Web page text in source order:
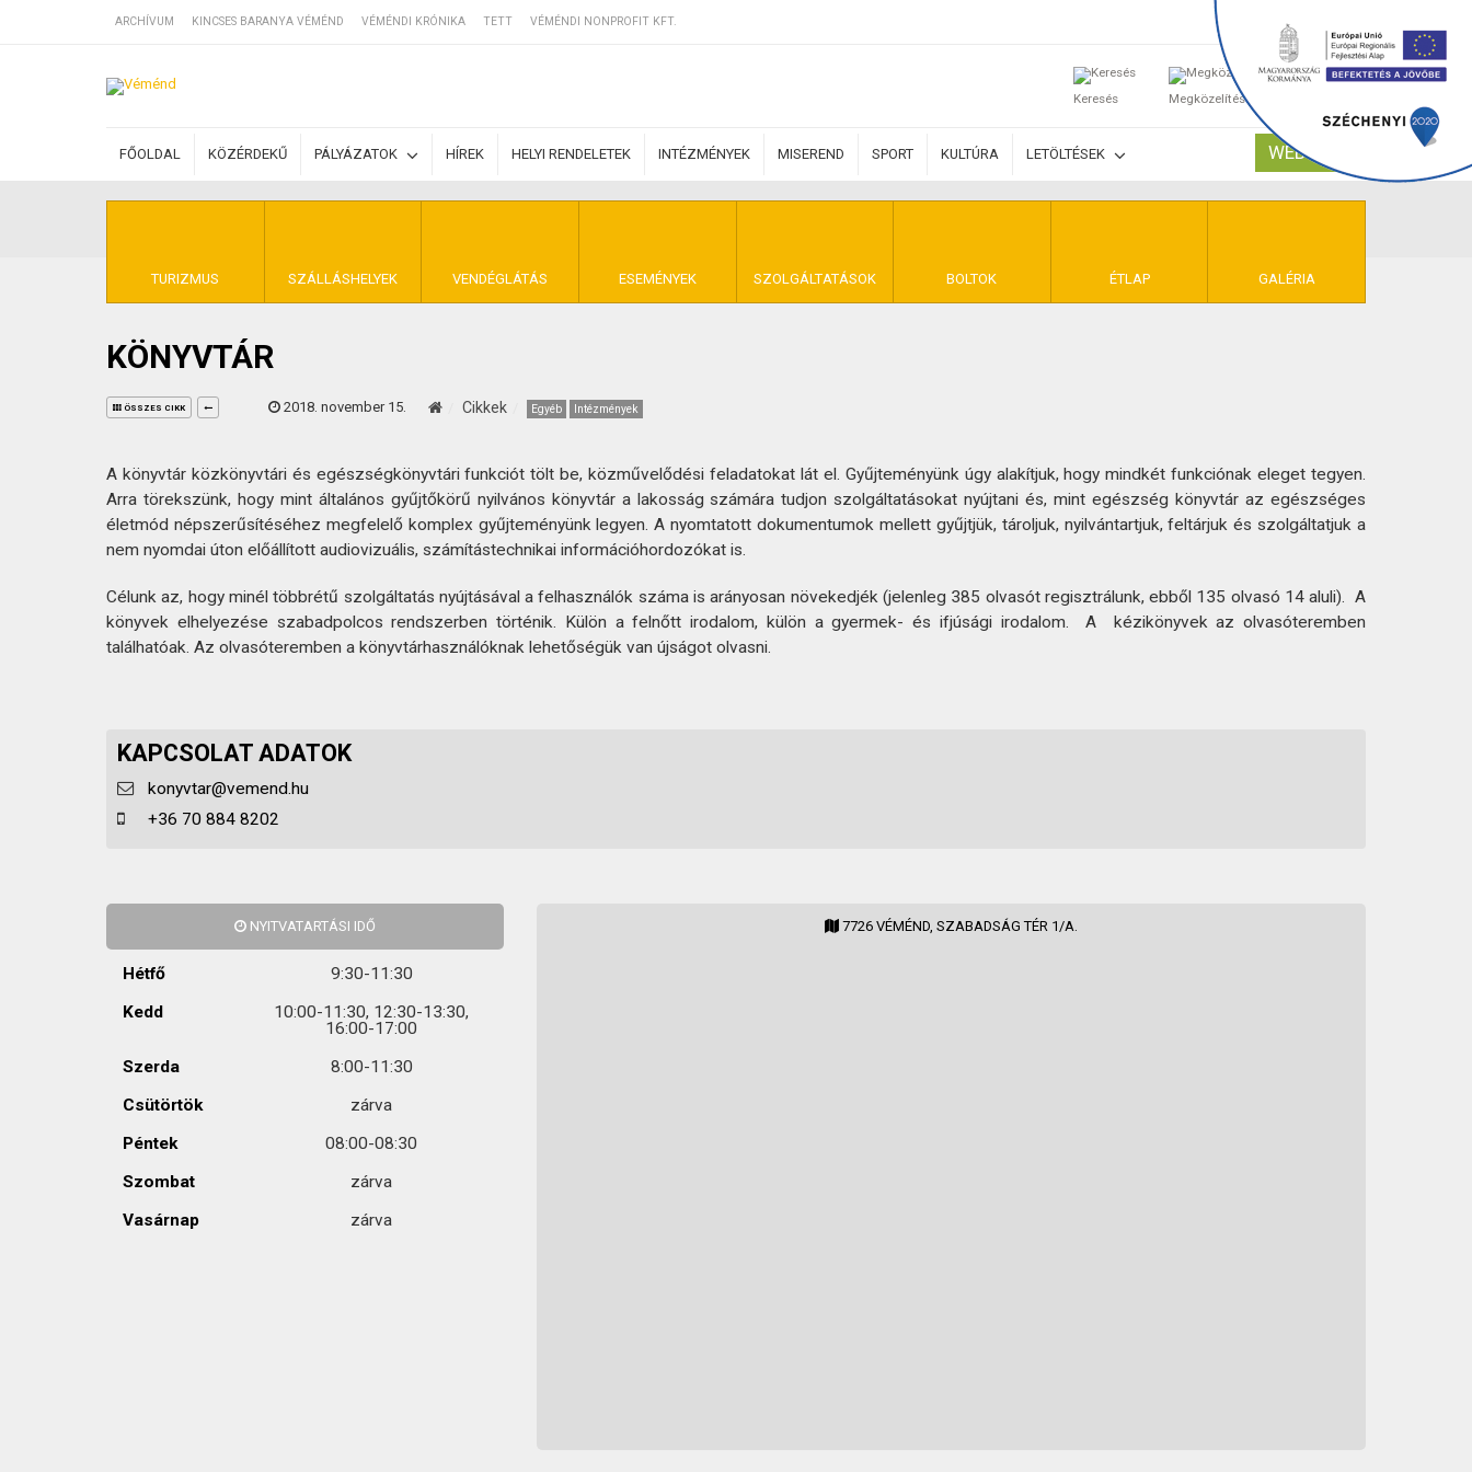
ARCHÍVUM KINCSES BARANYA VÉMÉND VÉMÉNDI KRÓNIKA TETT VÉMÉNDI NONPROFIT KFT.
Keresés Megközelítés
0
FŐOLDAL KÖZÉRDEKŰ PÁLYÁZATOK HÍREK HELYI RENDELETEK INTÉZMÉNYEK MISEREND SPORT KULTÚRA LETÖLTÉSEK WEBSHOP
TURIZMUS SZÁLLÁSHELYEK VENDÉGLÁTÁS ESEMÉNYEK SZOLGÁLTATÁSOK BOLTOK ÉTLAP GALÉRIA
SZÁLLÁSOK
BEJEGYZÉSEK
ÁLTALÁNOS SZERZŐDÉSI FELTÉTELEK
KINCSES BARANYA VÉMÉND
KAPCSOLAT
KÖNYVTÁR
ÖSSZES CIKK 2018. november 15. Cikkek Egyéb Intézmények
A könyvtár közkönyvtári és egészségkönyvtári funkciót tölt be, közművelődési feladatokat lát el. Gyűjteményünk úgy alakítjuk, hogy mindkét funkciónak eleget tegyen.
Arra törekszünk, hogy mint általános gyűjtőkörű nyilvános könyvtár a lakosság számára tudjon szolgáltatásokat nyújtani és, mint egészség könyvtár az egészséges
életmód népszerűsítéséhez megfelelő komplex gyűjteményünk legyen. A nyomtatott dokumentumok mellett gyűjtjük, tároljuk, nyilvántartjuk, feltárjuk és szolgáltatjuk a
nem nyomdai úton előállított audiovizuális, számítástechnikai információhordozókat is.
Célunk az, hogy minél többrétű szolgáltatás nyújtásával a felhasználók száma is arányosan növekedjék (jelenleg 385 olvasót regisztrálunk, ebből 135 olvasó 14 aluli). A
könyvek elhelyezése szabadpolcos rendszerben történik. Külön a felnőtt irodalom, külön a gyermek- és ifjúsági irodalom. A kézikönyvek az olvasóteremben
találhatóak. Az olvasóteremben a könyvtárhasználóknak lehetőségük van újságot olvasni.
KAPCSOLAT ADATOK
konyvtar@vemend.hu
+36 70 884 8202
NYITVATARTÁSI IDŐ
Hétfő
9:30-11:30
Kedd
10:00-11:30, 12:30-13:30,
16:00-17:00
Szerda
8:00-11:30
Csütörtök
zárva
Péntek
08:00-08:30
Szombat
zárva
Vasárnap
zárva
7726 VÉMÉND, SZABADSÁG TÉR 1/A.